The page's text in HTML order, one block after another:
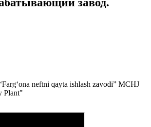
завод.
neftni qayta ishlash zavodi” MCHJ
Plant"